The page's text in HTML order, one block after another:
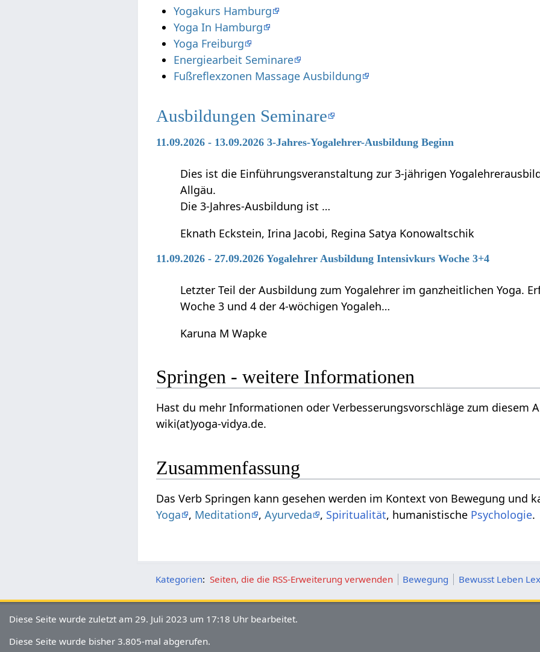
Yogakurs Hamburg
Yoga In Hamburg
Yoga Freiburg
Energiearbeit Seminare
Fußreflexzonen Massage Ausbildung
Ausbildungen Seminare
11.09.2026 - 13.09.2026 3-Jahres-Yogalehrer-Ausbildung Beginn
Dies ist die Einführungsveranstaltung zur 3-jährigen
Allgäu.
Die 3-Jahres-Ausbildung ist …
Eknath Eckstein, Irina Jacobi, Regina Satya Konowaltschik
11.09.2026 - 27.09.2026 Yogalehrer Ausbildung Intensivkurs Woche 3+4
Letzter Teil der Ausbildung zum Yogalehrer im ganzheitlichen Yoga.
Woche 3 und 4 der 4-wöchigen Yogaleh…
Karuna M Wapke
Springen‏‎ - weitere Informationen
Hast du mehr Informationen oder Verbesserungsvorschläge zum diesem Artikel über Springen‏‎
wiki(at)yoga-vidya.de.
Zusammenfassung
Das Verb Springen‏‎ kann gesehen werden im Kontext von
Yoga
, Meditation ,Ayurveda , Spiritualität, humanistische Psychologie.
Kategorien: Seiten, die die RSS-Erweiterung verwenden Bewegung Bewusst Leben
Diese Seite wurde zuletzt am 29. Juli 2023 um 17:18 Uhr bearbeitet.
Diese Seite wurde bisher 3.805-mal abgerufen.